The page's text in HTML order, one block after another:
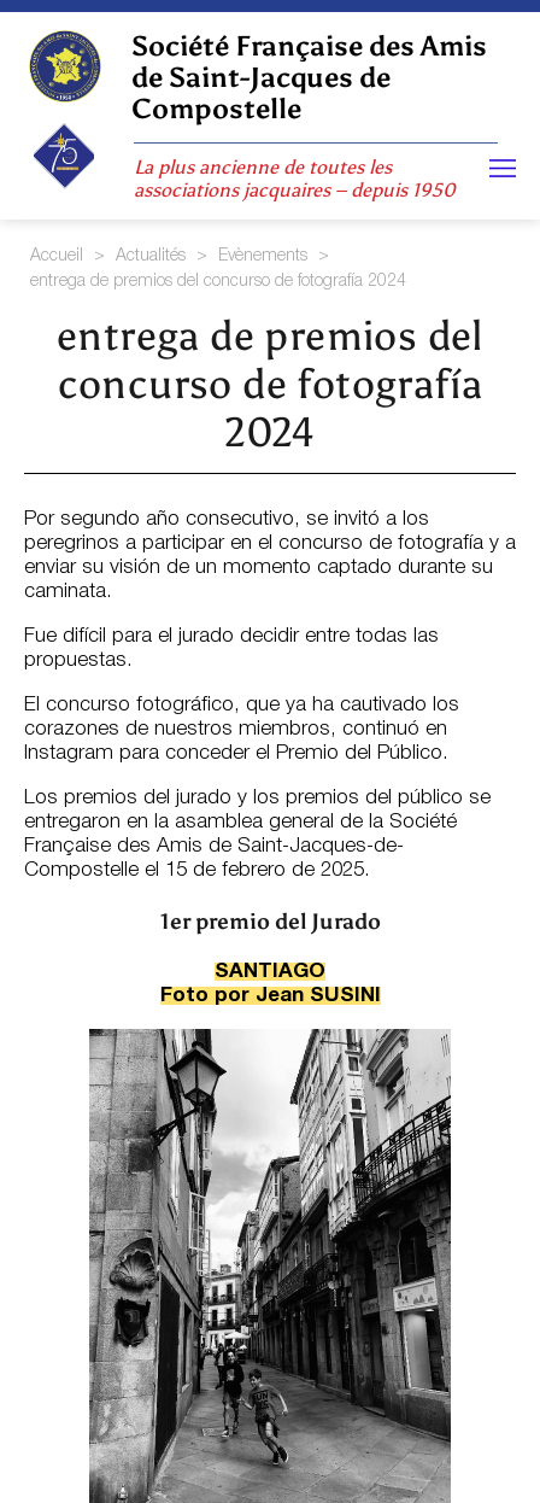
Skip
content
Société Française des Amis
de Saint-Jacques de
Compostelle
La plus ancienne de toutes les
associations jacquaires – depuis 1950
Accueil > Actualités > Evènements
>
entrega de premios del concurso de fotografía 2024
entrega de premios del
concurso de fotografía
2024
Por segundo año consecutivo, se invitó a los
peregrinos a participar en el concurso de fotografía y a
enviar su visión de un momento captado durante su
caminata.
Fue difícil para el jurado decidir entre todas las
propuestas.
El concurso fotográfico, que ya ha cautivado los
corazones de nuestros miembros, continuó en
Instagram para conceder el Premio del Público.
Los premios del jurado y los premios del público se
entregaron en la asamblea general de la Société
Française des Amis de Saint-Jacques-de-
Compostelle el 15 de febrero de 2025.
1er premio del Jurado
SANTIAGO
Foto por Jean SUSINI